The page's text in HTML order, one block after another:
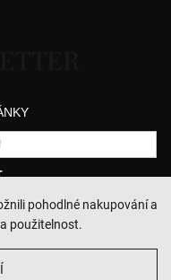
pohodlné nakupování a
použitelnost.
sdělení a se zpracováním